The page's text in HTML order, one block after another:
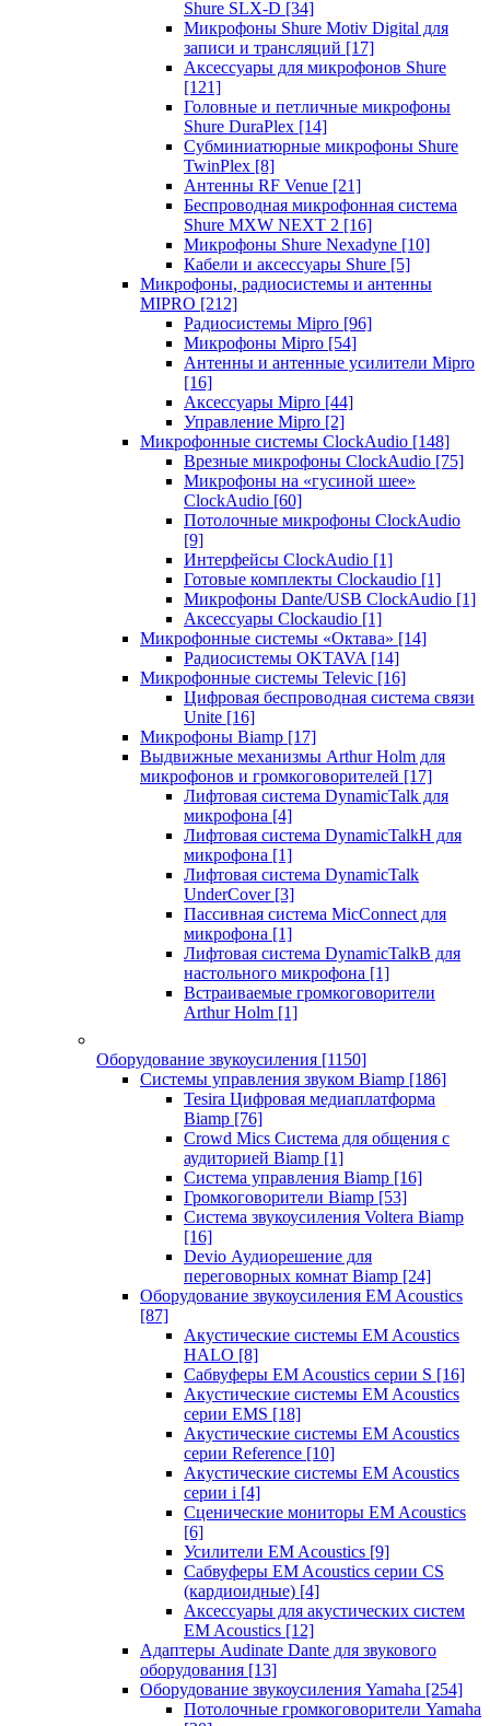
Shure SLX-D [34]
Микрофоны Shure Motiv Digital для
записи и трансляций [17]
Аксессуары для микрофонов Shure
[121]
Головные и петличные микрофоны
Shure DuraPlex [14]
Субминиатюрные микрофоны Shure
TwinPlex [8]
Антенны RF Venue [21]
Беспроводная микрофонная система
Shure MXW NEXT 2 [16]
Микрофоны Shure Nexadyne [10]
Кабели и аксессуары Shure [5]
Микрофоны, радиосистемы и антенны
MIPRO [212]
Радиосистемы Mipro [96]
Микрофоны Mipro [54]
Антенны и антенные усилители Mipro
[16]
Аксессуары Mipro [44]
Управление Mipro [2]
Микрофонные системы ClockAudio [148]
Врезные микрофоны ClockAudio [75]
Микрофоны на «гусиной шее»
ClockAudio [60]
Потолочные микрофоны ClockAudio
[9]
Интерфейсы ClockAudio [1]
Готовые комплекты Clockaudio [1]
Микрофоны Dante/USB ClockAudio [1]
Аксессуары Clockaudio [1]
Микрофонные системы «Октава» [14]
Радиосистемы OKTAVA [14]
Микрофонные системы Televic [16]
Цифровая беспроводная система связи
Unite [16]
Микрофоны Biamp [17]
Выдвижные механизмы Arthur Holm для
микрофонов и громкоговорителей [17]
Лифтовая система DynamicTalk для
микрофона [4]
Лифтовая система DynamicTalkH для
микрофона [1]
Лифтовая система DynamicTalk
UnderCover [3]
Пассивная система MicConnect для
микрофона [1]
Лифтовая система DynamicTalkB для
настольного микрофона [1]
Встраиваемые громкоговорители
Arthur Holm [1]
Оборудование звукоусиления [1150]
Системы управления звуком Biamp [186]
Tesira Цифровая медиаплатформа
Biamp [76]
Crowd Mics Система для общения с
аудиторией Biamp [1]
Система управления Biamp [16]
Громкоговорители Biamp [53]
Система звукоусиления Voltera Biamp
[16]
Devio Аудиорешение для
переговорных комнат Biamp [24]
Оборудование звукоусиления EM Acoustics
[87]
Акустические системы EM Acoustics
HALO [8]
Сабвуферы EM Acoustics серии S [16]
Акустические системы EM Acoustics
серии EMS [18]
Акустические системы EM Acoustics
серии Reference [10]
Акустические системы EM Acoustics
серии i [4]
Сценические мониторы EM Acoustics
[6]
Усилители EM Acoustics [9]
Сабвуферы EM Acoustics серии CS
(кардиоидные) [4]
Аксессуары для акустических систем
EM Acoustics [12]
Адаптеры Audinate Dante для звукового
оборудования [13]
Оборудование звукоусиления Yamaha [254]
Потолочные громкоговорители Yamaha